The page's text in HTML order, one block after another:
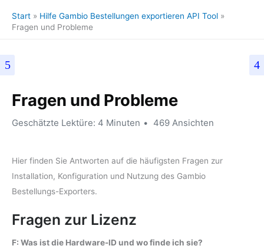
Start
Hilfe Gambio Bestellungen exportieren API Tool
Fragen und Probleme
Fragen und Probleme
Geschätzte Lektüre: 4 Minuten 469 Ansichten
Hier finden Sie Antworten auf die häufigsten Fragen zur
Installation, Konfiguration und Nutzung des Gambio
Bestellungs-Exporters.
Fragen zur Lizenz
F: Was ist die Hardware-ID und wo finde ich sie?